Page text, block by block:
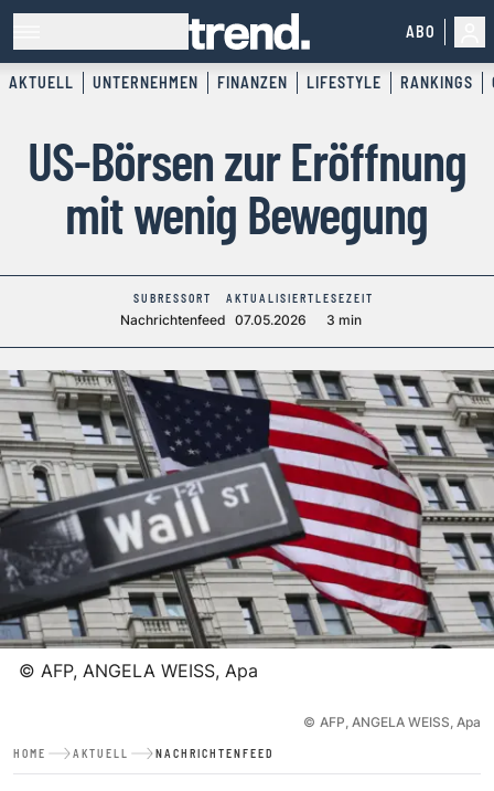
ABO
AKTUELL UNTERNEHMEN FINANZEN LIFESTYLE RANKINGS
US-Börsen zur Eröffnung
mit wenig Bewegung
SUBRESSORT
Nachrichtenfeed
AKTUALISIERT
07.05.2026
LESEZEIT
3 min
© AFP, ANGELA WEISS, Apa
© AFP, ANGELA WEISS, Apa
HOME AKTUELL NACHRICHTENFEED